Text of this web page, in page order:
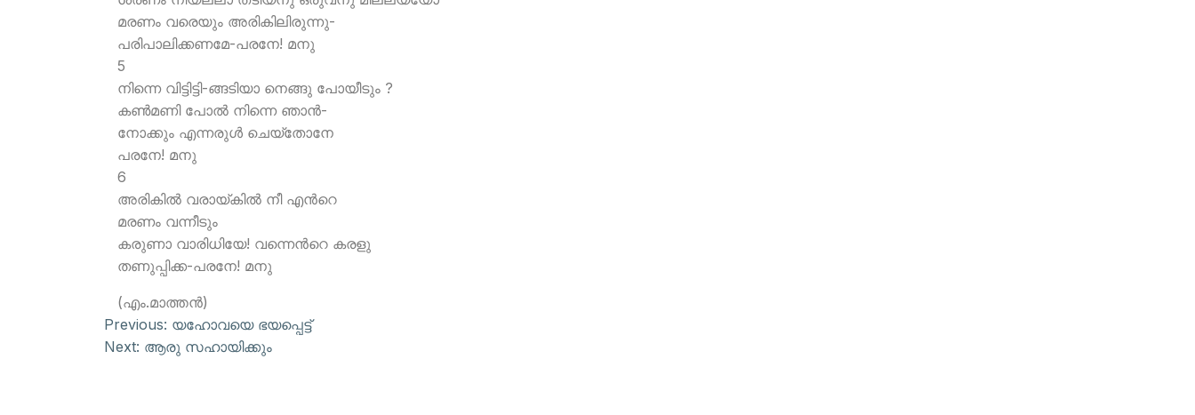
മരണം വരെയും അരികിലിരുന്നു-
പരിപാലിക്കണമേ-പരനേ! മനു
5
നിന്നെ വിട്ടിട്ടി-ങ്ങടിയാ നെങ്ങു പോയീടും ?
കണ്‍മണി പോല്‍ നിന്നെ ഞാന്‍-
നോക്കും എന്നരുള്‍ ചെയ്തോനേ
പരനേ! മനു
6
അരികില്‍ വരായ്കില്‍ നീ എന്‍റെ
മരണം വന്നീടും
കരുണാ വാരിധിയേ! വന്നെന്‍റെ കരളു
തണുപ്പിക്ക-പരനേ! മനു
(എം.മാത്തന്‍)
Previous: യഹോവയെ ഭയപ്പെട്ട്
Next: ആരു സഹായിക്കും